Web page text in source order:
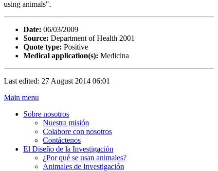
using animals".
Date: 06/03/2009
Source: Department of Health 2001
Quote type: Positive
Medical application(s): Medicina
Last edited: 27 August 2014 06:01
Main menu
Sobre nosotros
Nuestra misión
Colabore con nosotros
Contáctenos
El Diseño de la Investigación
¿Por qué se usan animales?
Animales de Investigación